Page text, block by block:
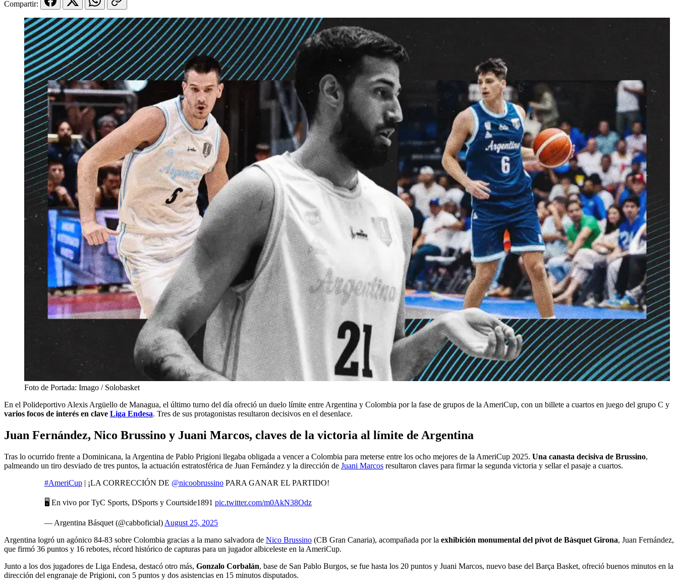
Compartir:
Foto de Portada: Imago / Solobasket
En el Polideportivo Alexis Argüello de Managua, el último turno del día ofreció un duelo límite entre Argentina y Colombia por la fase de grupos de la AmeriCup, con un billete a cuartos en juego del grupo C y
varios focos de interés en clave Liga Endesa. Tres de sus protagonistas resultaron decisivos en el desenlace.
Juan Fernández, Nico Brussino y Juani Marcos, claves de la victoria al límite de Argentina
Tras lo ocurrido frente a Dominicana, la Argentina de Pablo Prigioni llegaba obligada a vencer a Colombia para meterse entre los ocho mejores de la AmeriCup 2025. Una canasta decisiva de Brussino,
palmeando un tiro desviado de tres puntos, la actuación estratosférica de Juan Fernández y la dirección de Juani Marcos resultaron claves para firmar la segunda victoria y sellar el pasaje a cuartos.
#AmeriCup | ¡LA CORRECCIÓN DE @nicoobrussino PARA GANAR EL PARTIDO!
🖥️ En vivo por TyC Sports, DSports y Courtside1891 pic.twitter.com/m0AkN38Odz
— Argentina Básquet (@cabboficial) August 25, 2025
Argentina logró un agónico 84-83 sobre Colombia gracias a la mano salvadora de Nico Brussino (CB Gran Canaria), acompañada por la exhibición monumental del pívot de Bàsquet Girona, Juan Fernández,
que firmó 36 puntos y 16 rebotes, récord histórico de capturas para un jugador albiceleste en la AmeriCup.
Junto a los dos jugadores de Liga Endesa, destacó otro más, Gonzalo Corbalán, base de San Pablo Burgos, se fue hasta los 20 puntos y Juani Marcos, nuevo base del Barça Basket, ofreció buenos minutos en la
dirección del engranaje de Prigioni, con 5 puntos y dos asistencias en 15 minutos disputados.